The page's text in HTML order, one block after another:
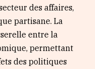
des affaires,
partisane. La
entre la
permettant
des politiques